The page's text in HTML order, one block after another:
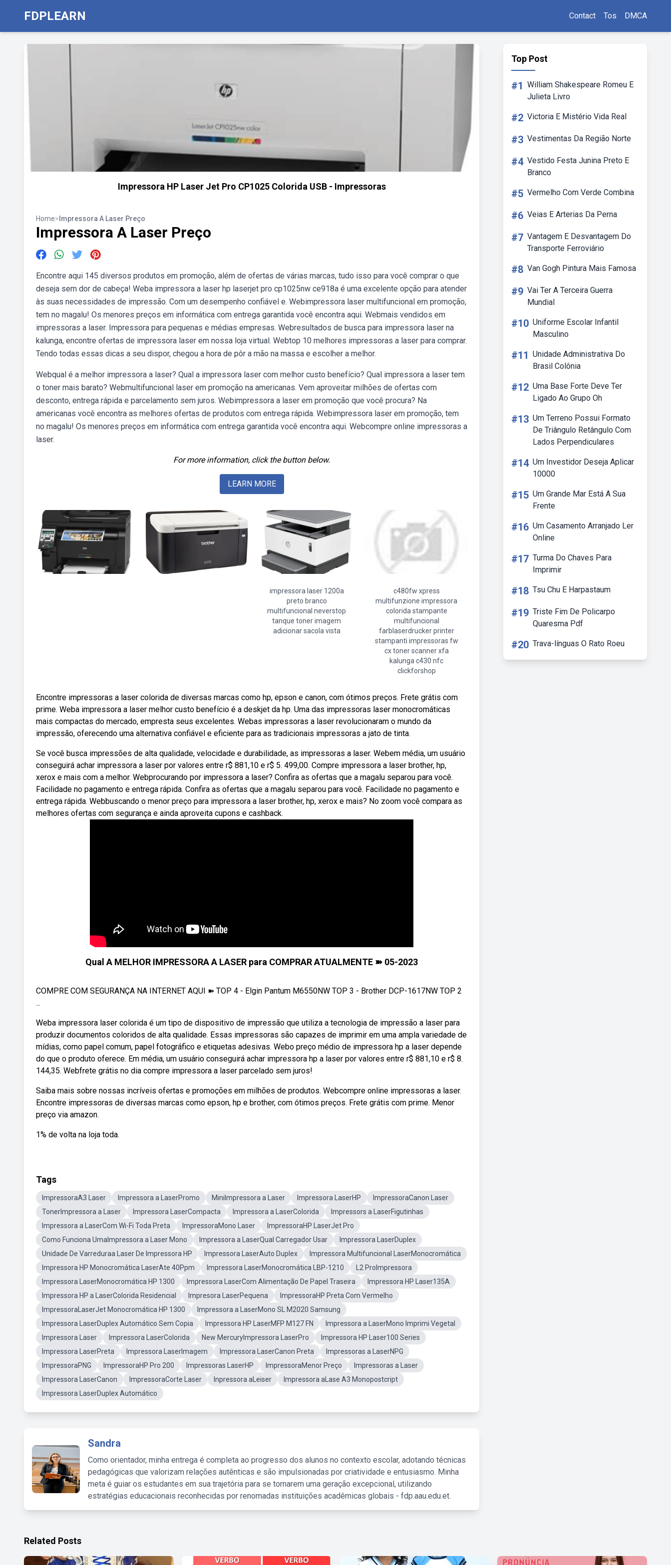
FDPLEARN Contact Tos DMCA
Impressora HP Laser Jet Pro CP1025 Colorida USB - Impressoras
Home> Impressora A Laser Preço
Impressora A Laser Preço
Encontre aqui 145 diversos produtos em promoção, além de ofertas de várias marcas, tudo isso para você comprar o que
deseja sem dor de cabeça! Weba impressora a laser hp laserjet pro cp1025nw ce918a é uma excelente opção para atender
às suas necessidades de impressão. Com um desempenho confiável e. Webimpressora laser multifuncional em promoção,
tem no magalu! Os menores preços em informática com entrega garantida você encontra aqui. Webmais vendidos em
impressoras a laser. Impressora para pequenas e médias empresas. Webresultados de busca para impressora laser na
kalunga, encontre ofertas de impressora laser em nossa loja virtual. Webtop 10 melhores impressoras a laser para comprar.
Tendo todas essas dicas a seu dispor, chegou a hora de pôr a mão na massa e escolher a melhor.
Webqual é a melhor impressora a laser? Qual a impressora laser com melhor custo benefício? Qual impressora a laser tem
o toner mais barato? Webmultifuncional laser em promoção na americanas. Vem aproveitar milhões de ofertas com
desconto, entrega rápida e parcelamento sem juros. Webimpressora a laser em promoção que você procura? Na
americanas você encontra as melhores ofertas de produtos com entrega rápida. Webimpressora laser em promoção, tem
no magalu! Os menores preços em informática com entrega garantida você encontra aqui. Webcompre online impressoras a
laser.
For more information, click the button below.
LEARN MORE
impressora laser 1200a
preto branco
multifuncional neverstop
tanque toner imagem
adicionar sacola vista
c480fw xpress
multifunzione impressora
colorida stampante
multifuncional
farblaserdrucker printer
stampanti impressoras fw
cx toner scanner xfa
kalunga c430 nfc
clickforshop
Encontre impressoras a laser colorida de diversas marcas como hp, epson e canon, com ótimos preços. Frete grátis com
prime. Weba impressora a laser melhor custo benefício é a deskjet da hp. Uma das impressoras laser monocromáticas
mais compactas do mercado, empresta seus excelentes. Webas impressoras a laser revolucionaram o mundo da
impressão, oferecendo uma alternativa confiável e eficiente para as tradicionais impressoras a jato de tinta.
Se você busca impressões de alta qualidade, velocidade e durabilidade, as impressoras a laser. Webem média, um usuário
conseguirá achar impressora a laser por valores entre r$ 881,10 e r$ 5. 499,00. Compre impressora a laser brother, hp,
xerox e mais com a melhor. Webprocurando por impressora a laser? Confira as ofertas que a magalu separou para você.
Facilidade no pagamento e entrega rápida. Confira as ofertas que a magalu separou para você. Facilidade no pagamento e
entrega rápida. Webbuscando o menor preço para impressora a laser brother, hp, xerox e mais? No zoom você compara as
melhores ofertas com segurança e ainda aproveita cupons e cashback.
Qual A MELHOR IMPRESSORA A LASER para COMPRAR ATUALMENTE ➽ 05-2023
COMPRE COM SEGURANÇA NA INTERNET AQUI ➽ TOP 4 - Elgin Pantum M6550NW TOP 3 - Brother DCP-1617NW TOP 2
...
Weba impressora laser colorida é um tipo de dispositivo de impressão que utiliza a tecnologia de impressão a laser para
produzir documentos coloridos de alta qualidade. Essas impressoras são capazes de imprimir em uma ampla variedade de
mídias, como papel comum, papel fotográfico e etiquetas adesivas. Webo preço médio de impressora hp a laser depende
do que o produto oferece. Em média, um usuário conseguirá achar impressora hp a laser por valores entre r$ 881,10 e r$ 8.
144,35. Webfrete grátis no dia compre impressora a laser parcelado sem juros!
Saiba mais sobre nossas incríveis ofertas e promoções em milhões de produtos. Webcompre online impressoras a laser.
Encontre impressoras de diversas marcas como epson, hp e brother, com ótimos preços. Frete grátis com prime. Menor
preço via amazon.
1% de volta na loja toda.
Tags
ImpressoraA3 Laser Impressora a LaserPromo MiniImpressora a Laser Impressora LaserHP
ImpressoraCanon Laser
TonerImpressora a Laser
Impressora LaserCompacta Impressora a LaserColorida
Impressors a LaserFigutinhas
Impressora a LaserCom Wi-Fi Toda Preta
ImpressoraMono Laser
ImpressoraHP LaserJet Pro
Como Funciona UmaImpressora a Laser Mono
Impressora a LaserQual Carregador Usar
Impressora LaserDuplex
Unidade De Varreduraa Laser De Impressora HP
Impressora LaserAuto Duplex
Impressora Multifuncional LaserMonocromática
Impressora HP Monocromática LaserAte 40Ppm
Impressora LaserMonocromática LBP-1210
L2 ProImpressora
Impressora LaserMonocromática HP 1300
Impressora LaserCom Alimentação De Papel Traseira
Impressora HP Laser135A
Impressora HP a LaserColorida Residencial
Impresora LaserPequena
ImpressoraHP Preta Com Vermelho
ImpressoraLaserJet Monocromática HP 1300
Impressora a LaserMono SL M2020 Samsung
Impressora LaserDuplex Automático Sem Copia
Impressora HP LaserMFP M127 FN
Impressora a LaserMono Imprimi Vegetal
Impressora Laser
Impressora LaserColorida New MercuryImpressora LaserPro
Impressora HP Laser100 Series
Impressora LaserPreta
Impressora LaserImagem Impressora LaserCanon Preta
Impressoras a LaserNPG
ImpressoraPNG
ImpressoraHP Pro 200 Impressoras LaserHP ImpressoraMenor Preço
Impressoras a Laser
Impressora LaserCanon
ImpressoraCorte Laser Inpressora aLeiser
Impressora aLase A3 Monopostcript
Impressora LaserDuplex Automático
Sandra
Como orientador, minha entrega é completa ao progresso dos alunos no contexto escolar, adotando técnicas
pedagógicas que valorizam relações autênticas e são impulsionadas por criatividade e entusiasmo. Minha
meta é guiar os estudantes em sua trajetória para se tornarem uma geração excepcional, utilizando
estratégias educacionais reconhecidas por renomadas instituições acadêmicas globais - fdp.aau.edu.et.
Top Post
#1 William Shakespeare Romeu E
Julieta Livro
#2 Victoria E Mistério Vida Real
#3 Vestimentas Da Região Norte
#4 Vestido Festa Junina Preto E
Branco
#5 Vermelho Com Verde Combina
#6 Veias E Arterias Da Perna
#7 Vantagem E Desvantagem Do
Transporte Ferroviário
#8 Van Gogh Pintura Mais Famosa
#9 Vai Ter A Terceira Guerra
Mundial
#10 Uniforme Escolar Infantil
Masculino
#11 Unidade Administrativa Do
Brasil Colônia
#12 Uma Base Forte Deve Ter
Ligado Ao Grupo Oh
#13 Um Terreno Possui Formato
De Triângulo Retângulo Com
Lados Perpendiculares
#14 Um Investidor Deseja Aplicar
10000
#15 Um Grande Mar Está A Sua
Frente
#16 Um Casamento Arranjado Ler
Online
#17 Turma Do Chaves Para
Imprimir
#18 Tsu Chu E Harpastaum
#19 Triste Fim De Policarpo
Quaresma Pdf
#20 Trava-línguas O Rato Roeu
Related Posts